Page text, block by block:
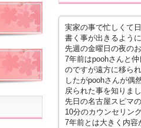
実家の事で忙しくて
書く事が出きるよう
先週の金曜日の夜の
7年前はpoohさんと
のですが遠方に移ら
したがpoohさんが偶
戻られた事を知りま
先日の名古屋スピマ
10分のカウンセリン
7年前とは大きく内容